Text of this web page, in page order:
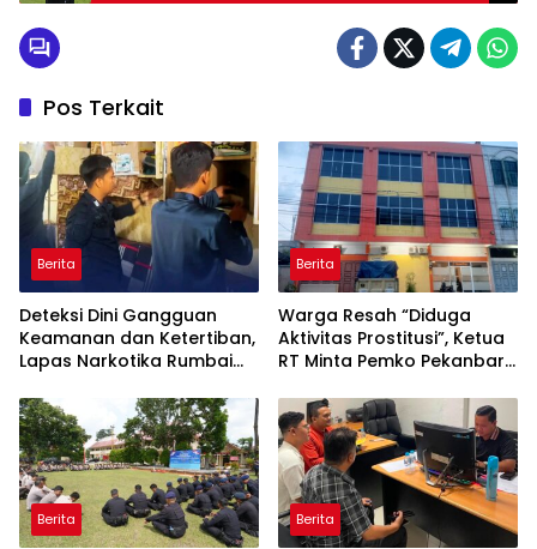
Pos Terkait
Berita
Deteksi Dini Gangguan
Keamanan dan Ketertiban,
Lapas Narkotika Rumbai
Hunian
Berita
Warga Resah “Diduga
Aktivitas Prostitusi”, Ketua
RT Minta Pemko Pekanbaru
Aktivitas Z Homestay di
Jalan Tanjung Datuk
Berita Berita